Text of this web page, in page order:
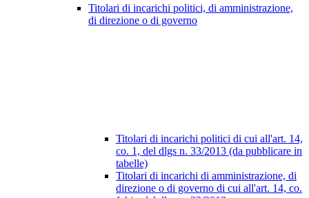
Titolari di incarichi politici, di amministrazione,
di direzione o di governo
Titolari di incarichi politici di cui all'art. 14,
co. 1, del dlgs n. 33/2013 (da pubblicare in
tabelle)
Titolari di incarichi di amministrazione, di
direzione o di governo di cui all'art. 14, co.